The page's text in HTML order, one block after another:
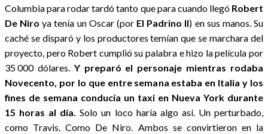
Columbia para rodar tardó tanto que para cuando llegó Robert
De Niro ya tenía un Oscar (porEl Padrino II) en sus manos. Su
caché se disparó y los productores temían que se marchara del
proyecto, pero Robert cumplió su palabra e hizo la película por
35 000 dólares. Y preparó el personaje mientras rodaba
Novecento, por lo que entre semana estaba en Italia y los
fines de semana conducía un taxi en Nueva York durante
15 horas al día. Solo un loco haría algo así. Un perturbado,
como Travis. Como De Niro. Ambos se convirtieron en la